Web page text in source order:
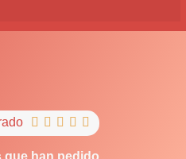
    
que han pedido